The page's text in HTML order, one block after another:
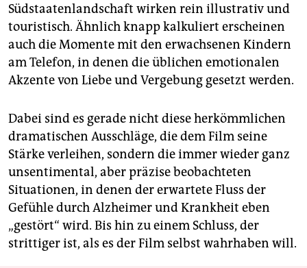
Südstaatenlandschaft wirken rein illustrativ und
touristisch. Ähnlich knapp kalkuliert erscheinen
auch die Momente mit den erwachsenen Kindern
am Telefon, in denen die üblichen emotionalen
Akzente von Liebe und Vergebung gesetzt werden.
Dabei sind es gerade nicht diese herkömmlichen
dramatischen Ausschläge, die dem Film seine
Stärke verleihen, sondern die immer wieder ganz
unsentimental, aber präzise beobachteten
Situationen, in denen der erwartete Fluss der
Gefühle durch Alzheimer und Krankheit eben
„gestört“ wird. Bis hin zu einem Schluss, der
strittiger ist, als es der Film selbst wahrhaben will.